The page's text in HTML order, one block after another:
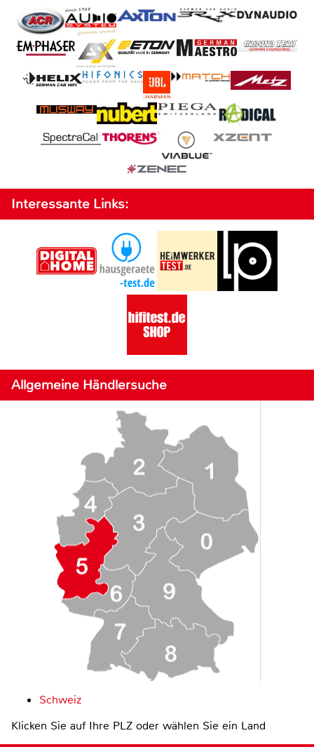
Interessante Links:
Allgemeine Händlersuche
Schweiz
Klicken Sie auf Ihre PLZ oder wählen Sie ein Land